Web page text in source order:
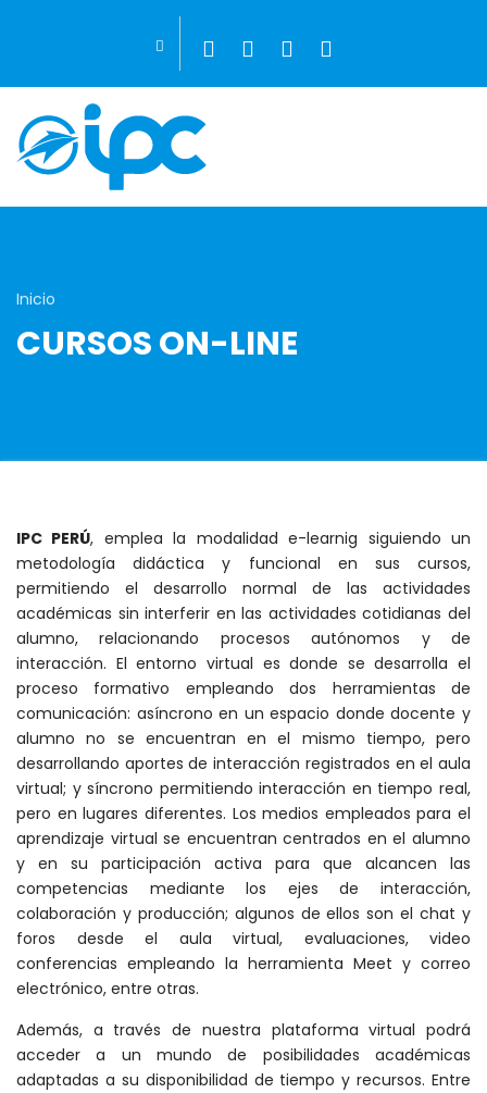
Inicio
CURSOS ON-LINE
IPC PERÚ, emplea la modalidad e-learnig siguiendo un
metodología didáctica y funcional en sus cursos,
permitiendo el desarrollo normal de las actividades
académicas sin interferir en las actividades cotidianas del
alumno, relacionando procesos autónomos y de
interacción. El entorno virtual es donde se desarrolla el
proceso formativo empleando dos herramientas de
comunicación: asíncrono en un espacio donde docente y
alumno no se encuentran en el mismo tiempo, pero
desarrollando aportes de interacción registrados en el aula
virtual; y síncrono permitiendo interacción en tiempo real,
pero en lugares diferentes. Los medios empleados para el
aprendizaje virtual se encuentran centrados en el alumno
y en su participación activa para que alcancen las
competencias mediante los ejes de interacción,
colaboración y producción; algunos de ellos son el chat y
foros desde el aula virtual, evaluaciones, video
conferencias empleando la herramienta Meet y correo
electrónico, entre otras.
Además, a través de nuestra plataforma virtual podrá
acceder a un mundo de posibilidades académicas
adaptadas a su disponibilidad de tiempo y recursos. Entre